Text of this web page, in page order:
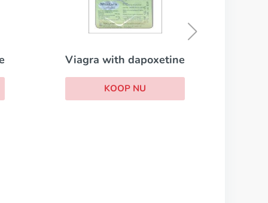
Merk cialis
KOOP NU